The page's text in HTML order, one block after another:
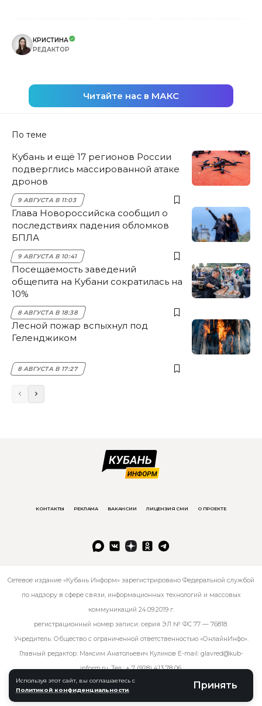
Используя этот сайт, вы соглашаетесь с
Политикой конфиденциальности
Принять
КРИСТИНА
РЕДАКТОР
Читайте нас в МАКС
По теме
Кубань и ещё 17 регионов России
подверглись массированной атаке
дронов
9 АВГУСТА В 11:03
Глава Новороссийска сообщил о
последствиях падения обломков
БПЛА
9 АВГУСТА В 10:41
Посещаемость заведений
общепита на Кубани сократилась на
10%
8 АВГУСТА В 18:38
Лесной пожар вспыхнул под
Геленджиком
8 АВГУСТА В 17:27
КОНТАКТЫ РЕКЛАМА ВАКАНСИИ ЛИЦЕНЗИЯ СМИ О ПРОЕКТЕ
Сетевое издание «Кубань Информ» зарегистрировано Федеральной службой
по надзору в сфере связи, информационных технологий и массовых
коммуникаций 24.09.2019 г.
регистрационный номер записи: серия ЭЛ № ФС 77 — 76818.
Учредитель: Общество с ограниченной ответственностью «ОнлайнИнфо».
Главный редактор: Максим Анатольевич Куликов E-mail: glavred@kub-
inform.ru. Тел.:+ 7 (928) 413 78 06.
© kub-inform 2026